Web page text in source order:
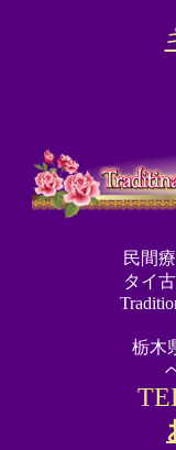
民間
タイ
栃木